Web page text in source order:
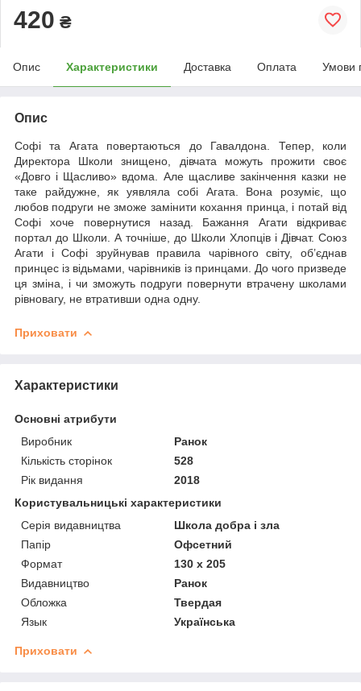
420 ₴
Опис Характеристики Доставка Оплата Умови
Опис
Софі та Агата повертаються до Гавалдона. Тепер, коли
Директора Школи знищено, дівчата можуть прожити своє
«Довго і Щасливо» вдома. Але щасливе закінчення казки не
таке райдужне, як уявляла собі Агата. Вона розуміє, що
любов подруги не зможе замінити кохання принца, і потай від
Софі хоче повернутися назад. Бажання Агати відкриває
портал до Школи. А точніше, до Школи Хлопців і Дівчат. Союз
Агати і Софі зруйнував правила чарівного світу, об’єднав
принцес із відьмами, чарівників із принцами. До чого призведе
ця зміна, і чи зможуть подруги повернути втрачену школами
рівновагу, не втративши одна одну.
Приховати
Характеристики
Основні атрибути
Виробник
Ранок
Кількість сторінок
528
Рік видання
2018
Користувальницькі характеристики
Серія видавництва
Школа добра і зла
Папір
Офсетний
Формат
130 х 205
Видавництво
Ранок
Обложка
Твердая
Язык
Українська
Приховати